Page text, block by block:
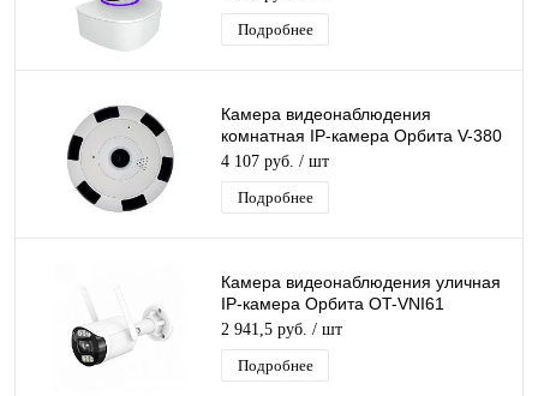
Подробнее
Камера видеонаблюдения
комнатная IP-камера Орбита V-380
Wi-Fi видеокамера обзор 360° 1,44
мм H.264
4 107 руб. / шт
Подробнее
Камера видеонаблюдения уличная
IP-камера Орбита OT-VNI61
Lan+Wi-Fi камера 2 Mpix 3,6мм для
дома и др
2 941,5 руб. / шт
Подробнее